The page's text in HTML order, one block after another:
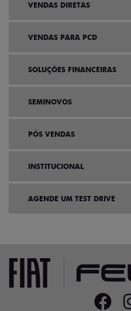
VENDAS DIRETAS
VENDAS PARA PCD
SOLUÇÕES FINANCEIRAS
SEMINOVOS
PÓS VENDAS
INSTITUCIONAL
AGENDE UM TEST DRIVE